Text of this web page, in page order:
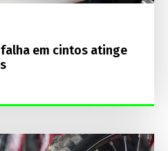
falha em cintos atinge